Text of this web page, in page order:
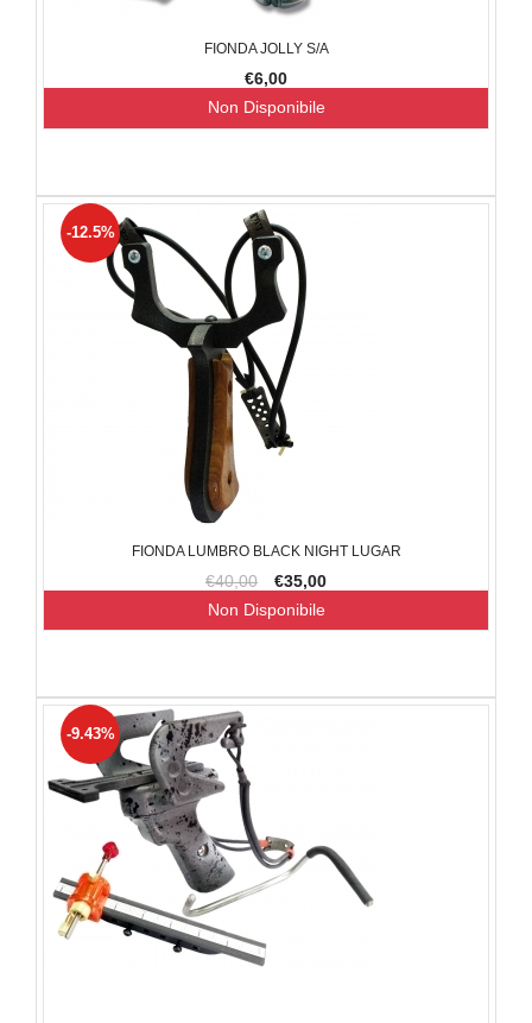
FIONDA JOLLY S/A
€6,00
Non Disponibile
FIONDA LUMBRO BLACK NIGHT LUGAR
€40,00 €35,00
-12.5%
Non Disponibile
-9.43%